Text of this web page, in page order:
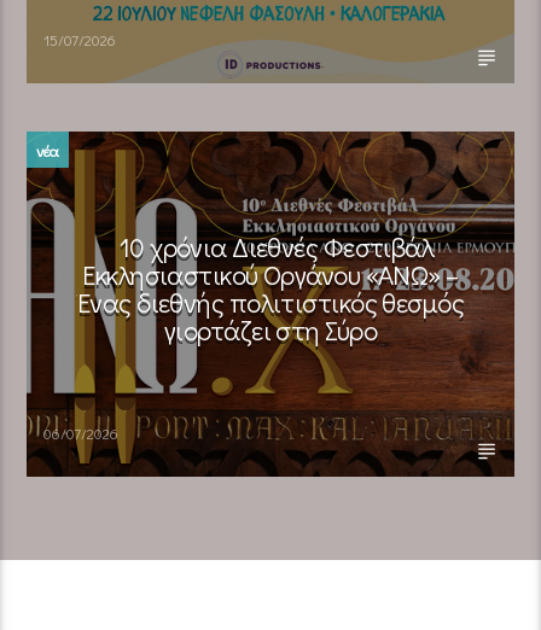
15/07/2026
νέα
10 χρόνια Διεθνές Φεστιβάλ
Εκκλησιαστικού Οργάνου «ΑΝΩ» –
Ένας διεθνής πολιτιστικός θεσμός
γιορτάζει στη Σύρο​
06/07/2026